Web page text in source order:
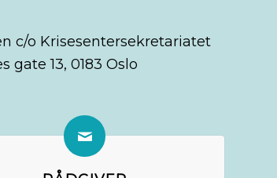
c/o Krisesentersekretariatet
gate 13, 0183 Oslo